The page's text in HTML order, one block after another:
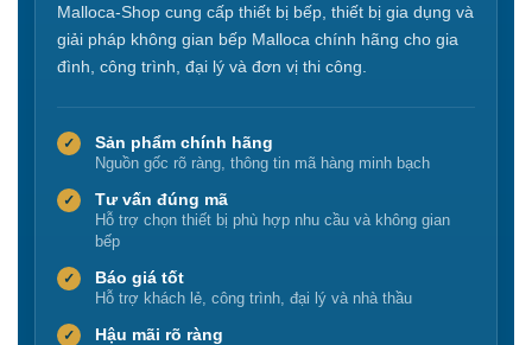
Malloca-Shop cung cấp thiết bị bếp, thiết bị gia dụng và
giải pháp không gian bếp Malloca chính hãng cho gia
đình, công trình, đại lý và đơn vị thi công.
✓ Sản phẩm chính hãng
Nguồn gốc rõ ràng, thông tin mã hàng minh bạch
✓ Tư vấn đúng mã
Hỗ trợ chọn thiết bị phù hợp nhu cầu và không gian
bếp
✓ Báo giá tốt
Hỗ trợ khách lẻ, công trình, đại lý và nhà thầu
✓ Hậu mãi rõ ràng